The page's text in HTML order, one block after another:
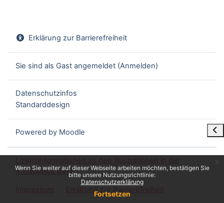
Wenn Sie weiter auf dieser Webseite arbeiten möchten, bestätigen Sie
bitte unsere Nutzungsrichtlinie:
Datenschutzerklärung
Fortsetzen
Erklärung zur Barrierefreiheit
Sie sind als Gast angemeldet (Anmelden)
Datenschutzinfos
Standarddesign
Powered by Moodle
Knowledge Base
Erklärung zur Barrierefreiheit